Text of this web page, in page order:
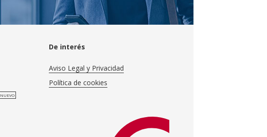
NUEVO
De interés
Aviso Legal y Privacidad
Política de cookies